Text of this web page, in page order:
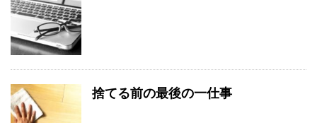
捨てる前の最後の一仕事